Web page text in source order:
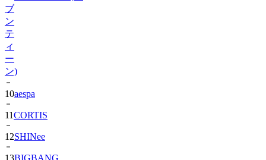
ブ
ン
テ
ィ
ー
ン)
10aespa
11CORTIS
12SHINee
13BIGBANG